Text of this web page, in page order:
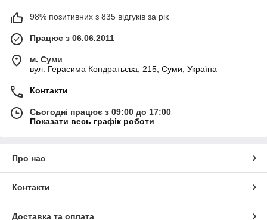
98% позитивних з 835 відгуків за рік
Працює з 06.06.2011
м. Суми
вул. Герасима Кондратьєва, 215, Суми, Україна
Контакти
Сьогодні працює з 09:00 до 17:00
Показати весь графік роботи
Про нас
Контакти
Доставка та оплата